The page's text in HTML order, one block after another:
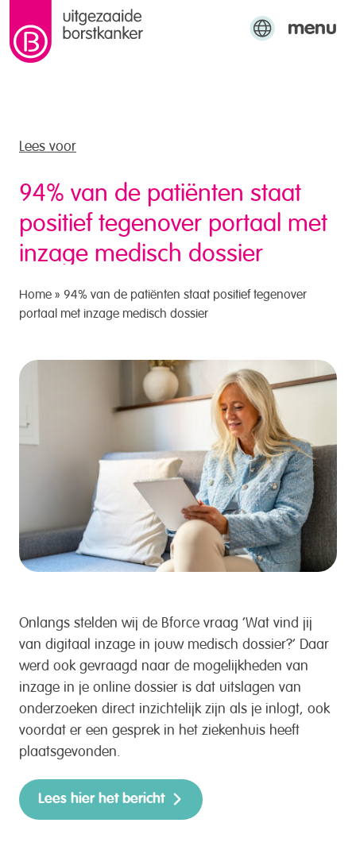
naar de inhoud menu
Lees voor
94% van de patiënten staat
positief tegenover portaal met
inzage medisch dossier
Home » 94% van de patiënten staat positief tegenover
portaal met inzage medisch dossier
Onlangs stelden wij de Bforce vraag ‘Wat vind jij
van digitaal inzage in jouw medisch dossier?’ Daar
werd ook gevraagd naar de mogelijkheden van
inzage in je online dossier is dat uitslagen van
onderzoeken direct inzichtelijk zijn als je inlogt, ook
voordat er een gesprek in het ziekenhuis heeft
plaatsgevonden.
Lees hier het bericht